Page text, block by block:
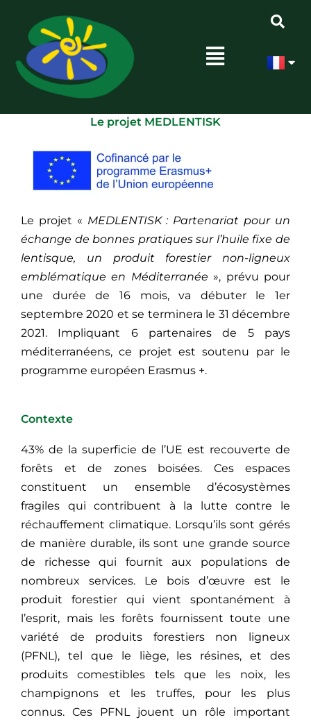
contenu
Menu
Accueil Nos actions MEDLENTISK
MEDLENTISK
11 novembre 2020
Le projet MEDLENTISK
Le projet « MEDLENTISK : Partenariat pour un
échange de bonnes pratiques sur l’huile fixe de
lentisque, un produit forestier non-ligneux
emblématique en Méditerranée », prévu pour
une durée de 16 mois, va débuter le 1er
septembre 2020 et se terminera le 31 décembre
2021. Impliquant 6 partenaires de 5 pays
méditerranéens, ce projet est soutenu par le
programme européen Erasmus +.
Contexte
43% de la superficie de l’UE est recouverte de
forêts et de zones boisées. Ces espaces
constituent un ensemble d’écosystèmes
fragiles qui contribuent à la lutte contre le
réchauffement climatique. Lorsqu’ils sont gérés
de manière durable, ils sont une grande source
de richesse qui fournit aux populations de
nombreux services. Le bois d’œuvre est le
produit forestier qui vient spontanément à
l’esprit, mais les forêts fournissent toute une
variété de produits forestiers non ligneux
(PFNL), tel que le liège, les résines, et des
produits comestibles tels que les noix, les
champignons et les truffes, pour les plus
connus. Ces PFNL jouent un rôle important